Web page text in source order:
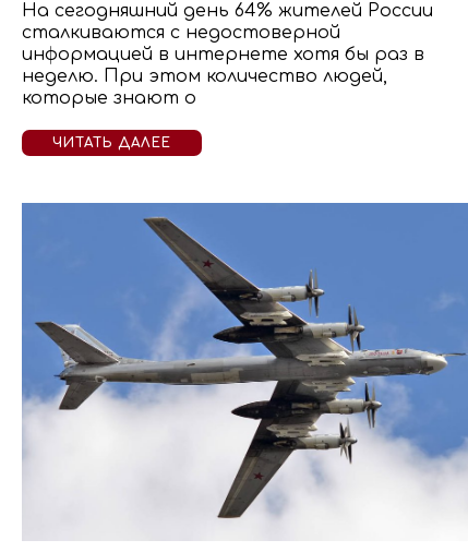
На сегодняшний день 64% жителей России
сталкиваются с недостоверной
информацией в интернете хотя бы раз в
неделю. При этом количество людей,
которые знают о
ЧИТАТЬ ДАЛЕЕ